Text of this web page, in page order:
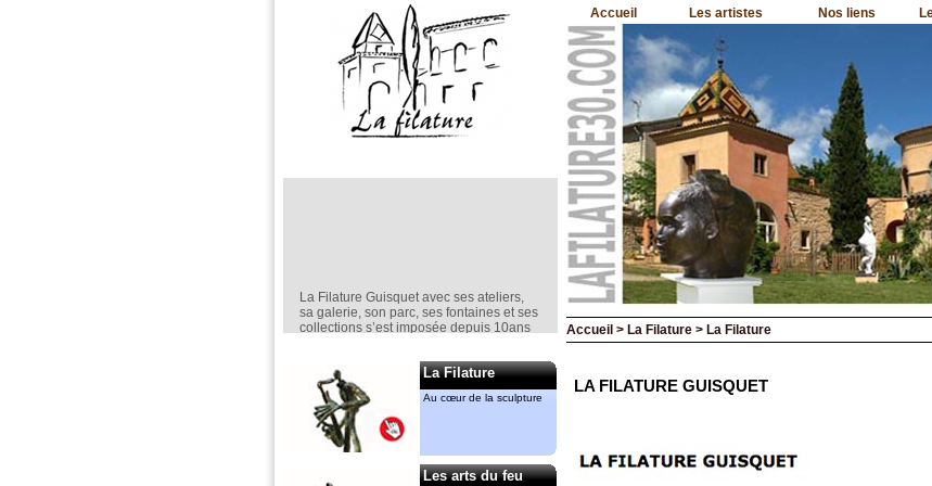
La Filature Guisquet avec ses ateliers,
sa galerie, son parc, ses fontaines et ses
collections s’est imposée depuis 10ans
comme un lieu incontournable de la
Elle est un espace d’exposition
permanent,
mais aussi ponctuel avec notamment le
“jardin de la Filature “ en mai.
Anne-Marie CASSIERS et Gérard
La Filature
Au cœur de la sculpture
Les arts du feu
Accueil Les artistes Nos liens
Accueil > La Filature > La Filature
LA FILATURE GUISQUET